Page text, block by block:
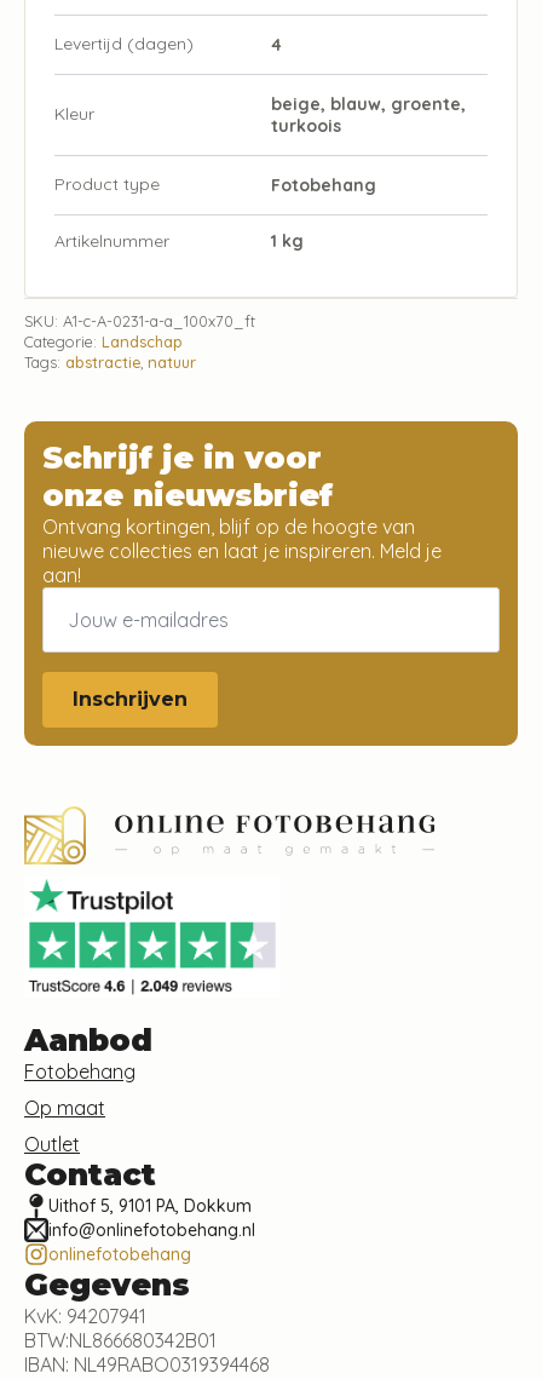
Levertijd (dagen) 4
Kleur
beige, blauw, groente,
turkoois
Product type Fotobehang
Artikelnummer 1 kg
SKU: A1-c-A-0231-a-a_100x70_ft
Categorie: Landschap
Tags: abstractie natuur
Schrijf je in voor
onze nieuwsbrief
Ontvang kortingen, blijf op de hoogte van
nieuwe collecties en laat je inspireren. Meld je
aan!
Email
Inschrijven
Aanbod
Fotobehang
Op maat
Outlet
Contact
Uithof 5, 9101 PA, Dokkum
info@onlinefotobehang.nl
onlinefotobehang
Gegevens
KvK: 94207941
BTW:NL866680342B01
IBAN: NL49RABO0319394468